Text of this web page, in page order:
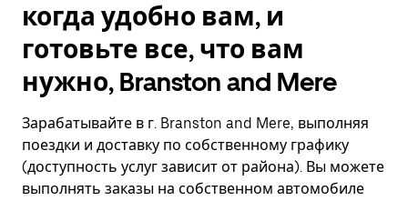
когда удобно вам, и
готовьте все, что вам
нужно, Branston and Mere
Зарабатывайте в г. Branston and Mere, выполняя
поездки и доставку по собственному графику
(доступность услуг зависит от района). Вы можете
выполнять заказы на собственном автомобиле